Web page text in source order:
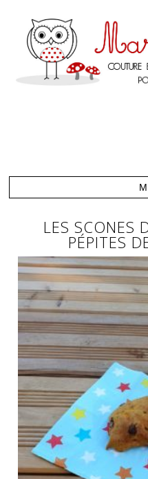
LES SCONES
PÉPITES